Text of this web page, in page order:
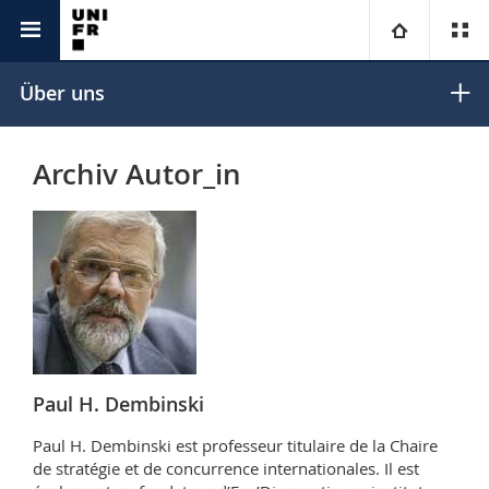
Universität
Campus
Forschung
Universität
Theologische Fak.
Rechtswissenschaftliche Fak.
Wirtschafts- und Sozialwissenschaftliche Fak.
Fak. für Erziehungs- und Bildungswissenschaften
Informationen für
Studieninteressierte
Studierende
Forschende
Ressourcen
Personenverzeichnis
Bibliotheken
Über uns
Archiv Autor_in
Paul H. Dembinski
Paul H. Dembinski est professeur titulaire de la Chaire
de stratégie et de concurrence internationales. Il est